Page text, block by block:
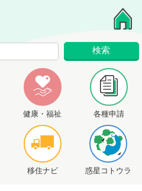
健康・福祉 各種申請
移住ナビ 惑星コトウラ